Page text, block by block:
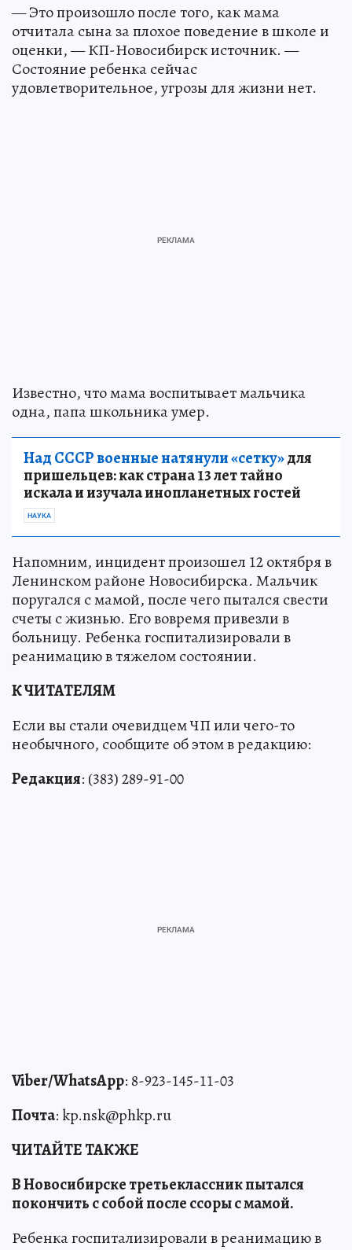
— Это произошло после того, как мама
отчитала сына за плохое поведение в школе и
оценки, — КП-Новосибирск источник. —
Состояние ребенка сейчас
удовлетворительное, угрозы для жизни нет.
Известно, что мама воспитывает мальчика
одна, папа школьника умер.
Над СССР военные натянули «сетку»для
пришельцев: как страна 13 лет тайно
искала и изучала инопланетных гостей
НАУКА
Напомним, инцидент произошел 12 октября в
Ленинском районе Новосибирска. Мальчик
поругался с мамой, после чего пытался свести
счеты с жизнью. Его вовремя привезли в
больницу. Ребенка госпитализировали в
реанимацию в тяжелом состоянии.
К ЧИТАТЕЛЯМ
Если вы стали очевидцем ЧП или чего-то
необычного, сообщите об этом в редакцию:
Редакция: (383) 289-91-00
Viber/WhatsApp: 8-923-145-11-03
Почта: kp.nsk@phkp.ru
ЧИТАЙТЕ ТАКЖЕ
В Новосибирске третьеклассник пытался
покончить с собой после ссоры с мамой.
Ребенка госпитализировали в реанимацию в